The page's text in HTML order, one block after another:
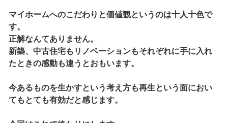
マイホームへのこだわりと価値観というのは十人十色で
す。
正解なんてありません。
新築、中古住宅もリノベーションもそれぞれに手に入れ
たときの感動も違うとおもいます。
今あるものを生かすという考え方も再生という面におい
てもとても有効だと感じます。